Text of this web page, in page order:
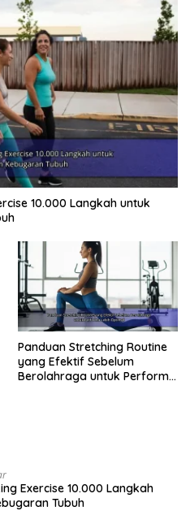
10.000 Langkah untuk
Panduan Stretching Routine
yang Efektif Sebelum
Berolahraga untuk Performa
Exercise 10.000 Langkah
Tubuh